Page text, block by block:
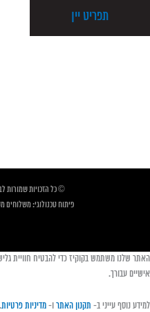
תפריט יין
© כל הזכויות שמורות
פיתוח טכנולוגי:משלוחים
האתר שלנו משתמש בקוקיז כדי להבטיח חוויית
אישיים עבורך.
למידע נוסף עייני ב- תקנון האתר ו- מדיניות פרטיות.